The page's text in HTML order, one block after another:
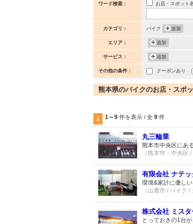
ワード検索： お店・スポット
カテゴリ： バイク 追加
エリア： 追加
サービス： 追加
その他の条件： クーポンあり
熊本県のバイクのお店・スポ
1 1～9 件を表示 / 全 9 件
丸三輪業
熊本市中央区にあ
（熊本市・中央区
有限会社 ナテ
環境&家計に優し
（山鹿市 / バイク /
株式会社 ミス
とっておきの1台